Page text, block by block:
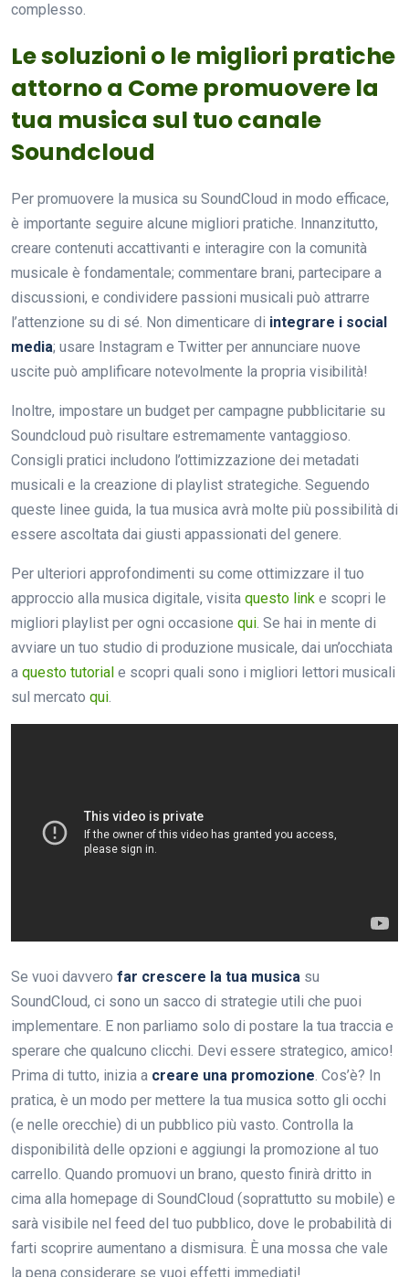
complesso.
Le soluzioni o le migliori pratiche
attorno a Come promuovere la
tua musica sul tuo canale
Soundcloud
Per promuovere la musica su SoundCloud in modo efficace,
è importante seguire alcune migliori pratiche. Innanzitutto,
creare contenuti accattivanti e interagire con la comunità
musicale è fondamentale; commentare brani, partecipare a
discussioni, e condividere passioni musicali può attrarre
l’attenzione su di sé. Non dimenticare di integrare i social
media; usare Instagram e Twitter per annunciare nuove
uscite può amplificare notevolmente la propria visibilità!
Inoltre, impostare un budget per campagne pubblicitarie su
Soundcloud può risultare estremamente vantaggioso.
Consigli pratici includono l’ottimizzazione dei metadati
musicali e la creazione di playlist strategiche. Seguendo
queste linee guida, la tua musica avrà molte più possibilità di
essere ascoltata dai giusti appassionati del genere.
Per ulteriori approfondimenti su come ottimizzare il tuo
approccio alla musica digitale, visita questo link e scopri le
migliori playlist per ogni occasione qui. Se hai in mente di
avviare un tuo studio di produzione musicale, dai un’occhiata
a questo tutorial e scopri quali sono i migliori lettori musicali
sul mercato qui.
Se vuoi davvero far crescere la tua musica su
SoundCloud, ci sono un sacco di strategie utili che puoi
implementare. E non parliamo solo di postare la tua traccia e
sperare che qualcuno clicchi. Devi essere strategico, amico!
Prima di tutto, inizia a creare una promozione . Cos’è? In
pratica, è un modo per mettere la tua musica sotto gli occhi
(e nelle orecchie) di un pubblico più vasto. Controlla la
disponibilità delle opzioni e aggiungi la promozione al tuo
carrello. Quando promuovi un brano, questo finirà dritto in
cima alla homepage di SoundCloud (soprattutto su mobile) e
sarà visibile nel feed del tuo pubblico, dove le probabilità di
farti scoprire aumentano a dismisura. È una mossa che vale
la pena considerare se vuoi effetti immediati!